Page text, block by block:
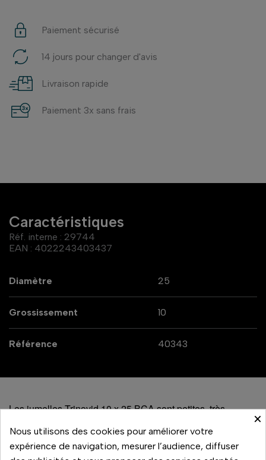
Paiement sécurisé
14 jours pour changer d'avis
Livraison rapide
Paiement 3x sans frais
Caractéristiques
Réf. interne : 29744
EAN : 4022243403437
Diamètre 25
Grossissement 10
Référence 40343
Les jumelles Trinovid 10 x 25 BCA sont petites, très
peuvent être comparées à bien des modèles plus grands
lorsque les conditions de luminosité sont favorables. Cette
×
Nous utilisons des cookies pour améliorer votre
expérience de navigation, mesurer l’audience, diffuser